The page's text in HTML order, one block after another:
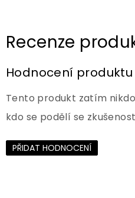
Hodnocení produktu
Tento produkt zatím
kdo se podělí se
PŘIDAT HODNOCENÍ